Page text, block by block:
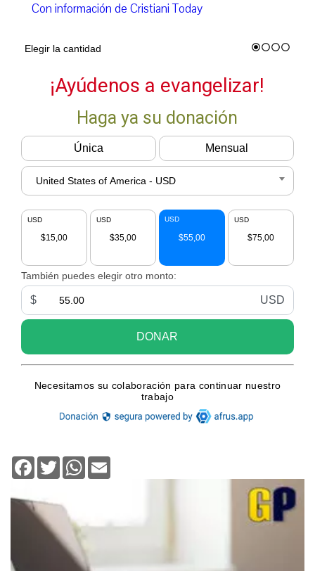
Con información de Cristiani Today
Facebook
TwitterWhatsApp